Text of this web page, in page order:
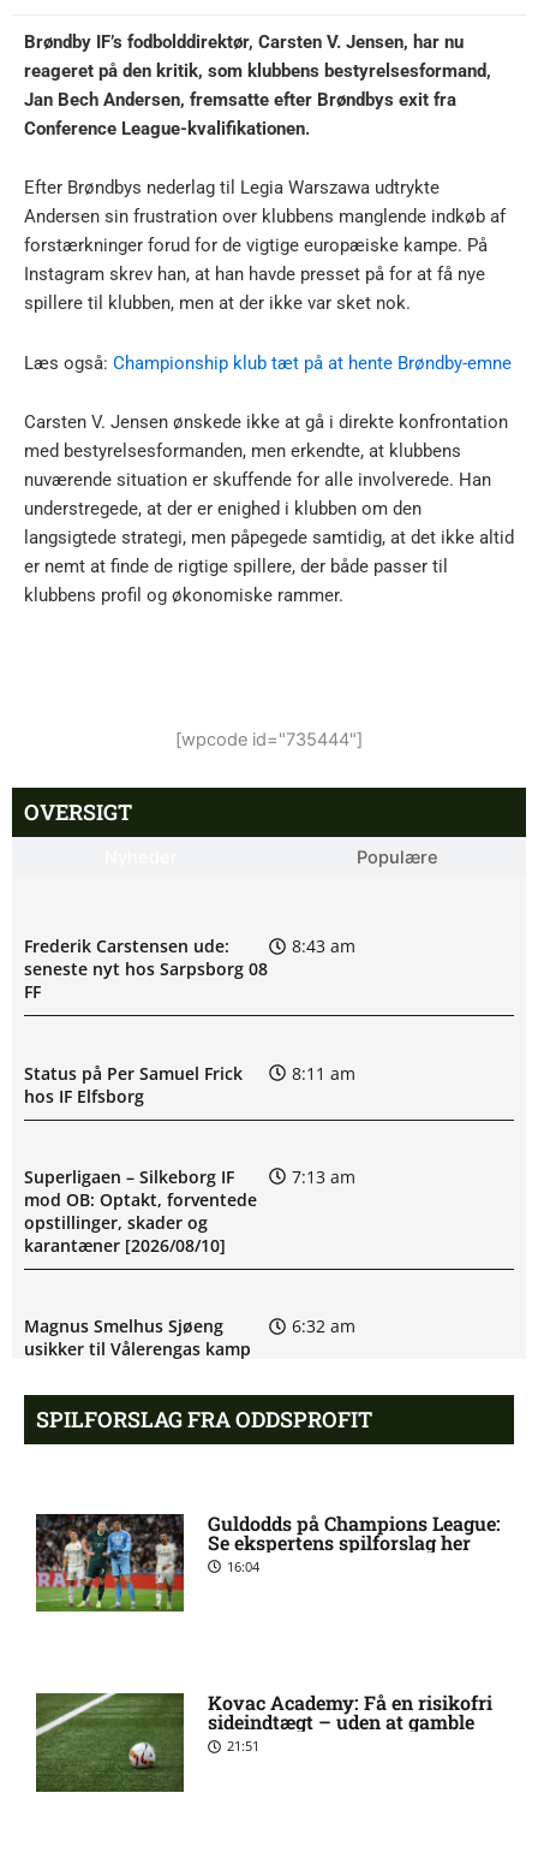
Brøndby IF’s fodbolddirektør, Carsten V. Jensen, har nu
reageret på den kritik, som klubbens bestyrelsesformand,
Jan Bech Andersen, fremsatte efter Brøndbys exit fra
Conference League-kvalifikationen.
Efter Brøndbys nederlag til Legia Warszawa udtrykte
Andersen sin frustration over klubbens manglende indkøb af
forstærkninger forud for de vigtige europæiske kampe. På
Instagram skrev han, at han havde presset på for at få nye
spillere til klubben, men at der ikke var sket nok.
Læs også: Championship klub tæt på at hente Brøndby-emne
Carsten V. Jensen ønskede ikke at gå i direkte konfrontation
med bestyrelsesformanden, men erkendte, at klubbens
nuværende situation er skuffende for alle involverede. Han
understregede, at der er enighed i klubben om den
langsigtede strategi, men påpegede samtidig, at det ikke altid
er nemt at finde de rigtige spillere, der både passer til
klubbens profil og økonomiske rammer.
[wpcode id="735444"]
OVERSIGT
Populære
Frederik Carstensen ude:
seneste nyt hos Sarpsborg 08
FF
8:43 am
Status på Per Samuel Frick
hos IF Elfsborg
8:11 am
Superligaen – Silkeborg IF
mod OB: Optakt, forventede
opstillinger, skader og
karantæner [2026/08/10]
7:13 am
Magnus Smelhus Sjøeng
usikker til Vålerengas kamp
6:32 am
2. Division – Thisted FC mod
6:09 am
Håkon Evjen på skadeslisten
hos Bodø/Glimt
6:07 am
1. Division – FC Fredericia
mod Vendsyssel FF: Optakt,
forventede opstillinger
SPILFORSLAG FRA ODDSPROFIT
Guldodds på Champions League:
Se ekspertens spilforslag her
16:04
Kovac Academy: Få en risikofri
sideindtægt – uden at gamble
21:51